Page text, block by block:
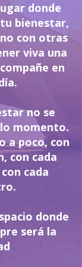
donde
bienestar,
con otras
viva una
en
no se
momento.
a poco, con
con cada
cada
donde
será la